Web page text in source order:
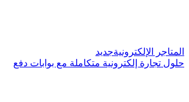
المتاجر الإلكترونيةجديد
حلول تجارة إلكترونية متكاملة مع بوابات دفع